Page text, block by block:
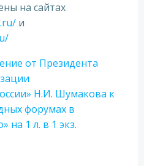
на сайтах
и
от Президента
Н.И. Шумакова к
форумах в
на 1 л. в 1 экз.